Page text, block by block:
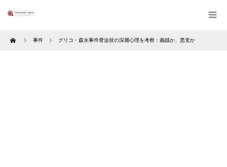
Home 事件 グリコ・森永事件脅迫状の深層心理を考察：義賊か、悪党か